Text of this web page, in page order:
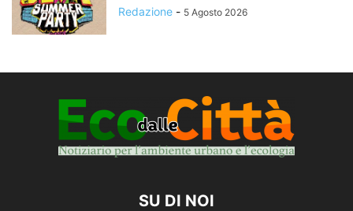
Redazione - 5 Agosto 2026
SU DI NOI